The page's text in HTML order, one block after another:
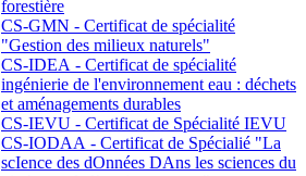
forestière
CS-GMN - Certificat de spécialité
"Gestion des milieux naturels"
CS-IDEA - Certificat de spécialité
ingénierie de l'environnement eau : déchets
et aménagements durables
CS-IEVU - Certificat de Spécialité IEVU
CS-IODAA - Certificat de Spécialié "La
scIence des dOnnées DAns les sciences du